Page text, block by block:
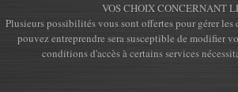
VOS CHOIX CONCERNANT
Plusieurs possibilités vous sont offertes pour gérer
pouvez entreprendre sera susceptible de modifier
conditions d'accès à certains services